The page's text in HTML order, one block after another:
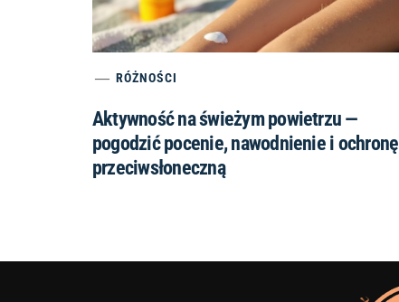
RÓŻNOŚCI
Aktywność na świeżym powietrzu —
pogodzić pocenie, nawodnienie i ochronę
przeciwsłoneczną